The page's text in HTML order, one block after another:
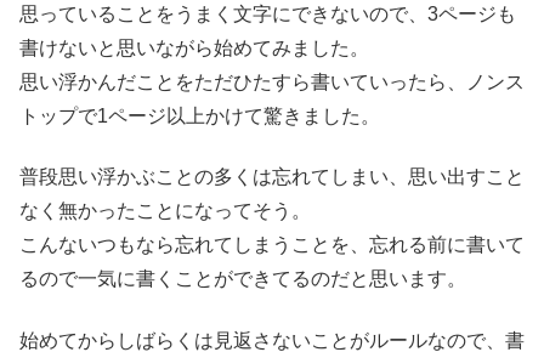
思っていることをうまく文字にできないので、3ページも
書けないと思いながら始めてみました。
思い浮かんだことをただひたすら書いていったら、ノンス
トップで1ページ以上かけて驚きました。
普段思い浮かぶことの多くは忘れてしまい、思い出すこと
なく無かったことになってそう。
こんないつもなら忘れてしまうことを、忘れる前に書いて
るので一気に書くことができてるのだと思います。
始めてからしばらくは見返さないことがルールなので、書